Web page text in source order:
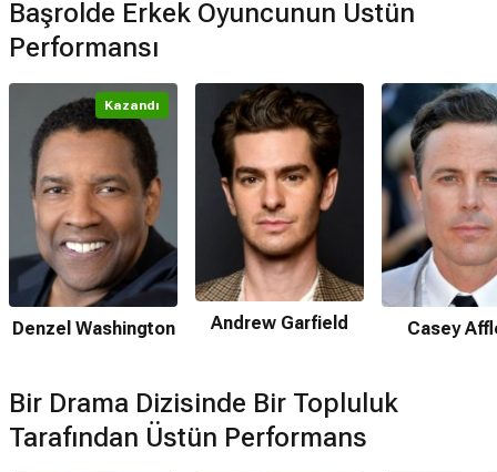
Başrolde Erkek Oyuncunun Üstün
Performansı
Kazandı
Denzel Washington Andrew Garfield Casey
Bir Drama Dizisinde Bir Topluluk
Tarafından Üstün Performans